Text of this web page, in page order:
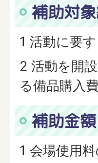
補助対
1 活動に要
2 活動を開
る備品購入
補助金
1 会場使用